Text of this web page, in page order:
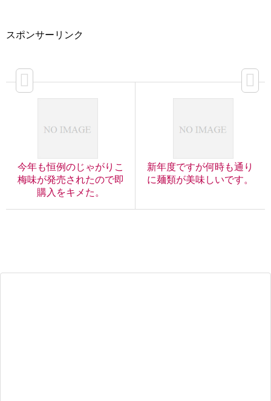
スポンサーリンク
今年も恒例のじゃがりこ
梅味が発売されたので即
購入をキメた。
新年度ですが何時も通り
に麺類が美味しいです。